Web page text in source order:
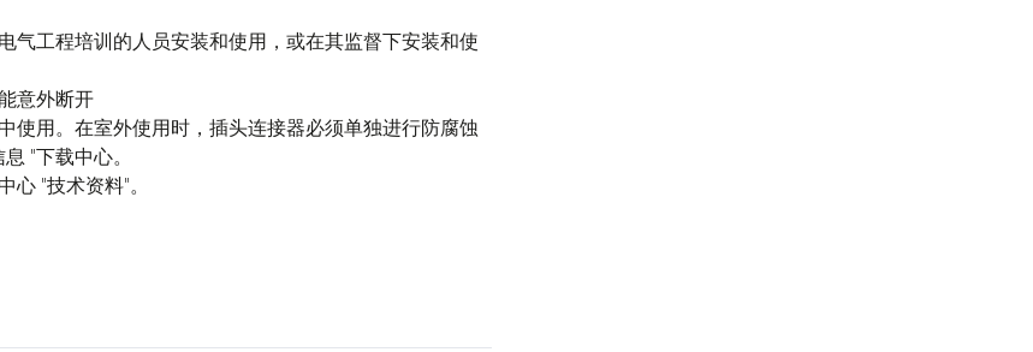
气工程培训的人员安装和使用，或在其监督下安装和使
意外断开
使用。在室外使用时，插头连接器必须单独进行防腐蚀
"下载中心。
"技术资料"。